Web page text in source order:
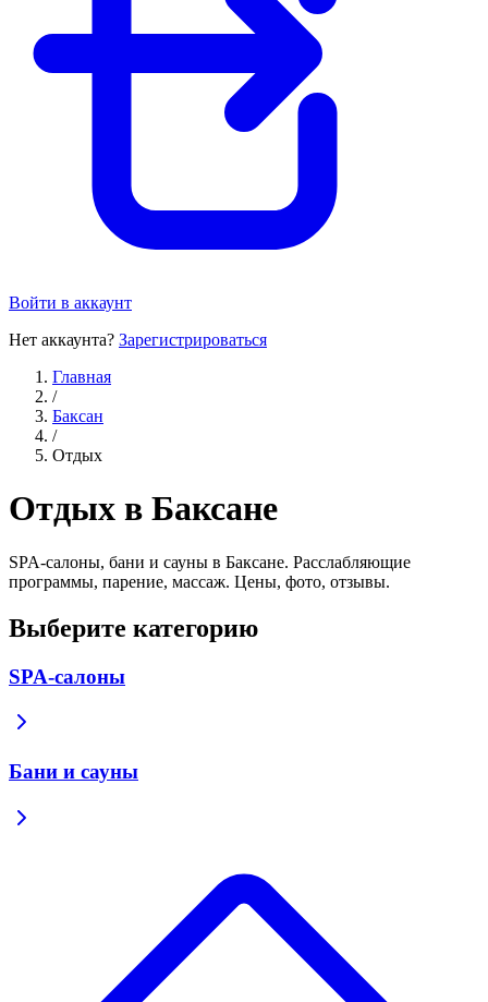
Войти в аккаунт
Нет аккаунта? Зарегистрироваться
Главная
/
Баксан
/
Отдых
Отдых в Баксане
SPA-салоны, бани и сауны в Баксане. Расслабляющие
программы, парение, массаж. Цены, фото, отзывы.
Выберите категорию
SPA-салоны
Бани и сауны